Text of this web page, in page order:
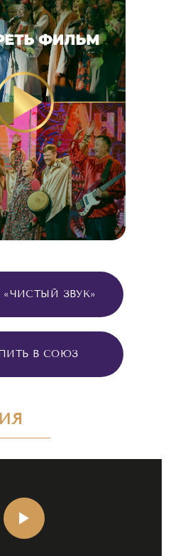
ЗВУК»
В СОЮЗ